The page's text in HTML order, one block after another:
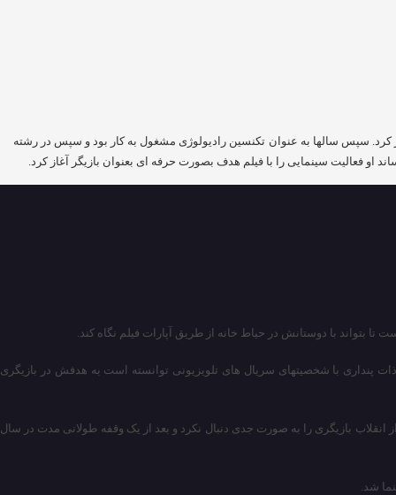
نوجوانی آغاز کرد. سپس سالها به عنوان تکنسین رادیولوژی مشغول به کار بود و سپس در رشته
فعالیت سینمایی را با فیلم هدف بصورت حرفه ای بعنوان بازیگر آغاز کرد.
پنداری با شخصیتهای سریال های تلویزیونی توانسته است به هدفش در بازیگری
۱۳۵۴ ادامه می دهد. بهمن دان به دلیل عدم رضایت پدرش تا قبل از انقلاب بازیگری را به صورت جدی دنبال نکرد و بعد از یک وقفه طولانی مدت در سال